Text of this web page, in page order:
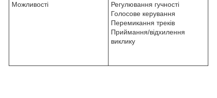
Можливості
Регулювання гучності
Голосове керування
Перемикання треків
Приймання/відхилення
виклику